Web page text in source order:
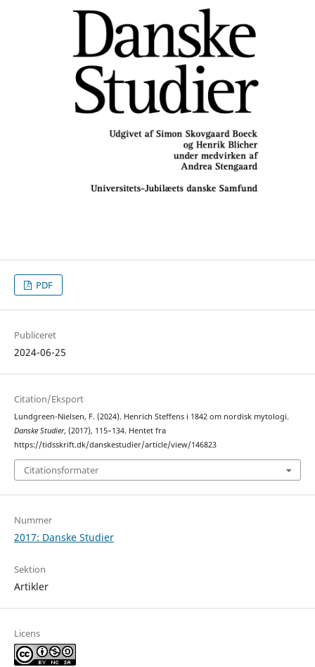
PDF
Publiceret
2024-06-25
Citation/Eksport
Lundgreen-Nielsen, F. (2024). Henrich Steffens i 1842 om nordisk mytologi.
Danske Studier, (2017), 115–134. Hentet fra
https://tidsskrift.dk/danskestudier/article/view/146823
Citationsformater
Nummer
2017: Danske Studier
Sektion
Artikler
Licens